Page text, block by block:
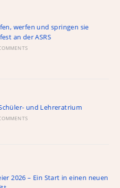
werfen und springen sie
an der ASRS
und Lehreratrium
2026 – Ein Start in einen neuen